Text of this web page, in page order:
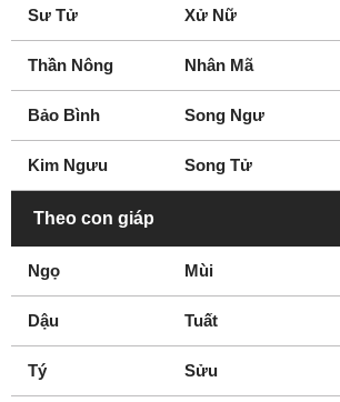
Sư Tử Xử Nữ
Thần Nông Nhân Mã
Bảo Bình Song Ngư
Kim Ngưu Song Tử
Theo con giáp
Ngọ Mùi
Dậu Tuất
Tý Sửu